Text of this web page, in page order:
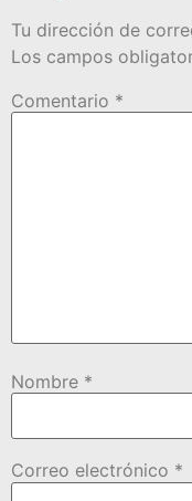
Tu dirección de
Los campos
Comentario *
Nombre *
Correo electrónico *